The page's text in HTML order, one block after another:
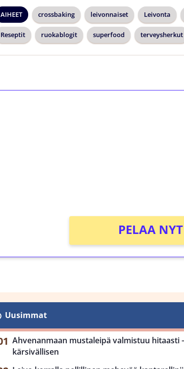
AIHEET crossbaking leivonnaiset Leivonta
Reseptit ruokablogit superfood terveysherkut
PELAA NYT
Uusimmat
Ahvenanmaan mustaleipä valmistuu hitaasti
kärsivällisen